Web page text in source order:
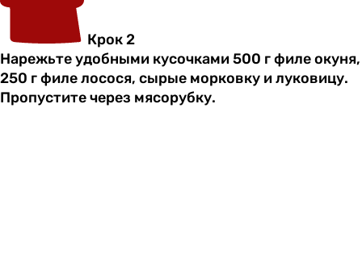
Крок 2
Нарежьте удобными кусочками 500 г филе окуня,
250 г филе лосося, сырые морковку и луковицу.
Пропустите через мясорубку.